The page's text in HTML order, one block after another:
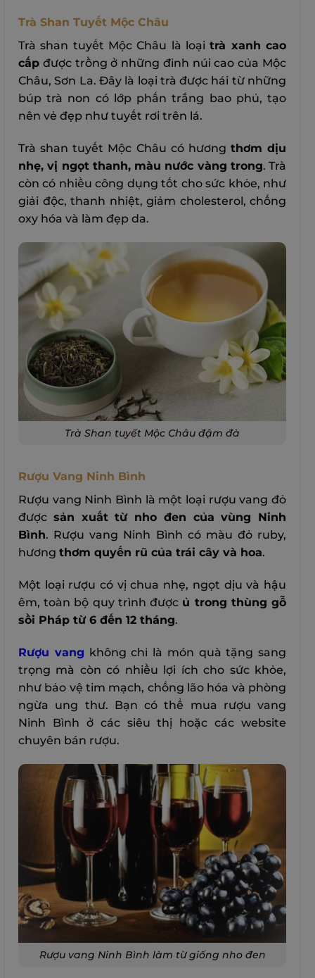
Trà Shan Tuyết Mộc Châu
Trà shan tuyết Mộc Châu là loạitrà xanh cao
cấp được trồng ở những đỉnh núi cao của Mộc
Châu, Sơn La. Đây là loại trà được hái từ những
búp trà non có lớp phấn trắng bao phủ, tạo
nên vẻ đẹp như tuyết rơi trên lá.
Trà shan tuyết Mộc Châu có hương thơm dịu
nhẹ, vị ngọt thanh, màu nước vàng trong. Trà
còn có nhiều công dụng tốt cho sức khỏe, như
giải độc, thanh nhiệt, giảm cholesterol, chống
oxy hóa và làm đẹp da.
Trà Shan tuyết Mộc Châu đậm đà
Rượu Vang Ninh Bình
Rượu vang Ninh Bình là một loại rượu vang đỏ
được sản xuất từ nho đen của vùng Ninh
Bình. Rượu vang Ninh Bình có màu đỏ ruby,
hương thơm quyến rũ của trái cây và hoa.
Một loại rượu có vị chua nhẹ, ngọt dịu và hậu
êm, toàn bộ quy trình được ủ trong thùng gỗ
sồi Pháp từ 6 đến 12 tháng.
Rượu vang không chỉ là món quà tặng sang
trọng mà còn có nhiều lợi ích cho sức khỏe,
như bảo vệ tim mạch, chống lão hóa và phòng
ngừa ung thư. Bạn có thể mua rượu vang
Ninh Bình ở các siêu thị hoặc các website
chuyên bán rượu.
Rượu vang Ninh Bình làm từ giống nho đen